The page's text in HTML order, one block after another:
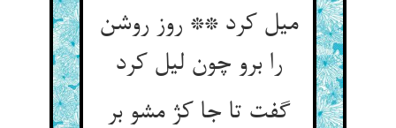
میل کرد ** روز روشن
را برو چون لیل کرد
گفت تا جا کژ مشو بر